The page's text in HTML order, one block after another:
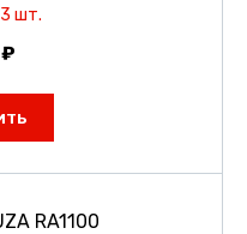
шт.
RA1100